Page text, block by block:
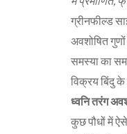
ग्रीनफील्ड
अवशोषित
समस्या का
विक्रय बिंदु
ध्वनि तरंग
कुछ पौधों में